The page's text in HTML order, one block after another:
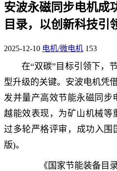
安波永磁同步电机成
目录，以创新科技引
2025-12-10 电机/微电机 153
在“双碳”目标引领下，
型升级的关键。安波电机凭
发并量产高效节能永磁同
越能效表现，为矿山机械等
过多轮严格评审，成功入围
版)。
《国家节能装备目录